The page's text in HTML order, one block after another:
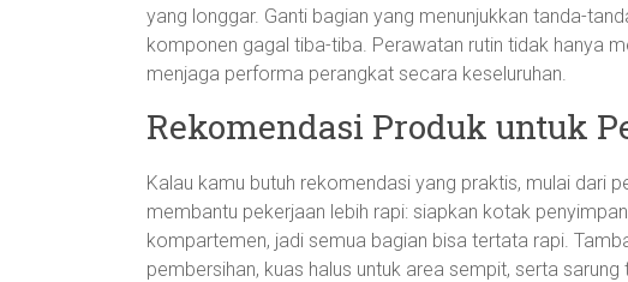
yang longgar. Ganti bagian yang menunjukkan tanda-
komponen gagal tiba-tiba. Perawatan rutin tidak hanya
menjaga performa perangkat secara keseluruhan.
Rekomendasi Produk untuk
Kalau kamu butuh rekomendasi yang praktis, mulai dari
membantu pekerjaan lebih rapi: siapkan kotak
kompartemen, jadi semua bagian bisa tertata rapi.
pembersihan, kuas halus untuk area sempit, serta